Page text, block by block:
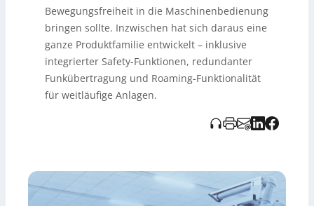
Einrichten, Teachen und Wartung von
Maschinen/Robotern; darüber hinaus finden sie auch
Anwendung u.a. in Automobildesign, Medizintechnik,
Bühnentechnik, FTS und Logistik. Für zuverlässige
Kommunikation setzt Sigmatech auf redundante
Funkübertragung über 2,4 und 5 GHz (Safety nach
Black-Channel-Prinzip) sowie Roaming für größere
Anlagen ohne erneuten Safety-Verbindungsaufbau. Eine
Ende 2026,
bis Ende 2027 – mit modernerem
Bewegungsfreiheit in die Maschinenbedienung
bringen sollte. Inzwischen hat sich daraus eine
ganze Produktfamilie entwickelt – inklusive
integrierter Safety-Funktionen, redundanter
Funkübertragung und Roaming-Funktionalität
für weitläufige Anlagen.